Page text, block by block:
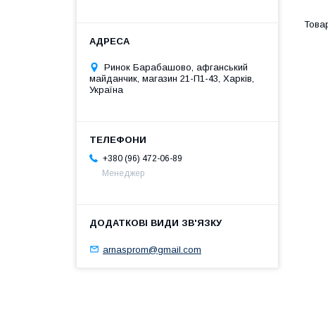
Ринок Барабашово, афганський
майданчик, магазин 21-П1-43, Харків,
Україна
+380 (96) 472-06-89
Менеджер
arnasprom@gmail.com